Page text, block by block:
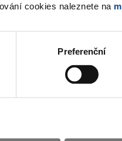
cookies naleznete na
Preferenční